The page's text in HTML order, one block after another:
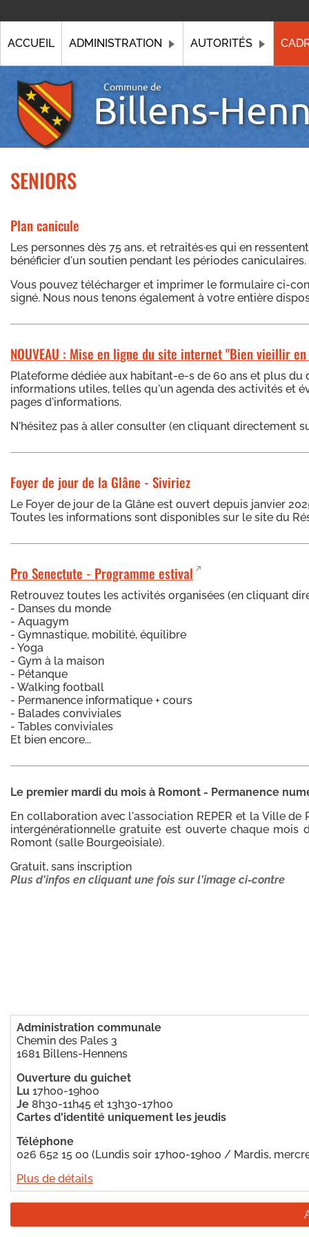
ACCUEIL ADMINISTRATION AUTORITÉS
Commune de
Billens-
SENIORS
Plan canicule
Les personnes dès 75 ans, et retraités·es qui en
bénéficier d'un soutien pendant les périodes
Vous pouvez télécharger et imprimer le formulaire ci-
signé. Nous nous tenons également à votre entière
NOUVEAU : Mise en ligne du site internet "Bien vieillir
Plateforme dédiée aux habitant-e-s de 60 ans et plus
informations utiles, telles qu'un agenda des activités et
pages d'informations.
N'hésitez pas à aller consulter (en cliquant directement
Foyer de jour de la Glâne - Siviriez
Le Foyer de jour de la Glâne est ouvert depuis janvier
Toutes les informations sont disponibles sur le site du
Pro Senectute - Programme estival
Retrouvez toutes les activités organisées (en cliquant
- Danses du monde
- Aquagym
- Gymnastique, mobilité, équilibre
- Yoga
- Gym à la maison
- Pétanque
- Walking football
- Permanence informatique + cours
- Balades conviviales
- Tables conviviales
Et bien encore...
Le premier mardi du mois à Romont - Permanence
En collaboration avec l'association REPER et la Ville de
intergénérationnelle gratuite est ouverte chaque mois
Romont (salle Bourgeoisiale).
Gratuit, sans inscription
Plus d'infos en cliquant une fois sur l'image ci-contre
Administration communale
Chemin des Pales 3
1681 Billens-Hennens
Ouverture du guichet
Lu 17h00-19h00
Je 8h30-11h45 et 13h30-17h00
Cartes d'identité uniquement les jeudis
Téléphone
026 652 15 00 (Lundis soir 17h00-19h00 / Mardis,
Plus de détails